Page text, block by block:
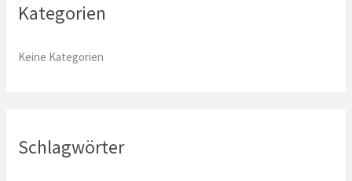
h
Kategorien
Keine Kategorien
Schlagwörter